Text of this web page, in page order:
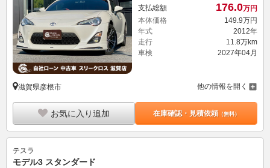
支払総額 176.0万円
本体価格
149. 9万円
年式
2012年
走行
11.8万km
車検
2027年04月
滋賀県彦根市 他の情報を開く
お気に入り追加 在庫確認・見積依頼（無料）
テスラ
モデル3 スタンダード